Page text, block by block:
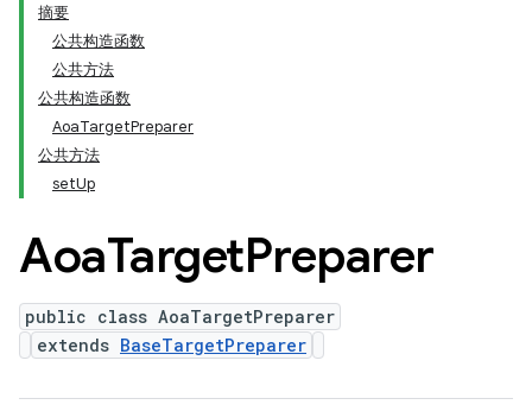
摘要
公共构造函数
公共方法
公共构造函数
AoaTargetPreparer
公共方法
setUp
AoaTargetPreparer
public class AoaTargetPreparer
extends BaseTargetPreparer